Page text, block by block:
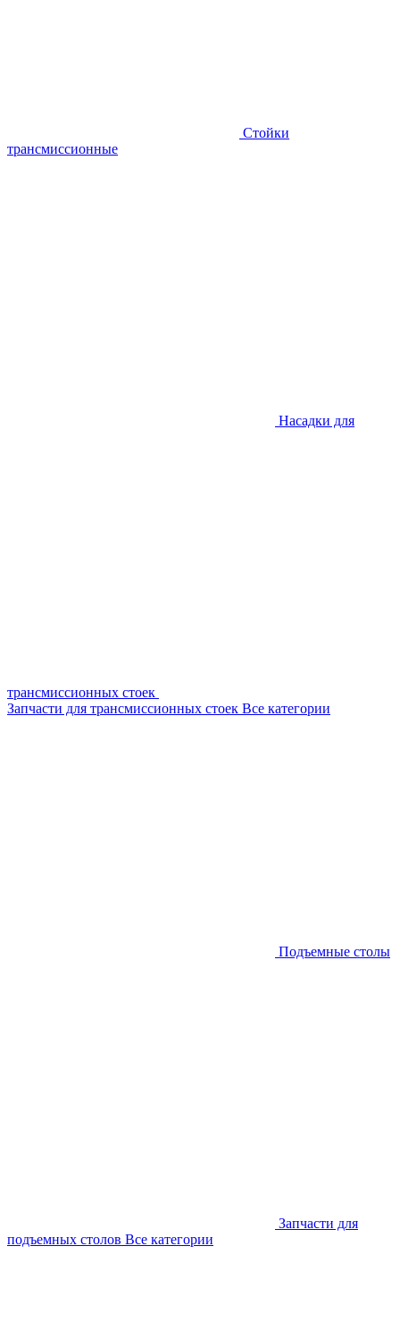
Стойки
трансмиссионные
Насадки для
трансмиссионных стоек
Запчасти для трансмиссионных стоек Все категории
Подъемные столы
Запчасти для
подъемных столов Все категории